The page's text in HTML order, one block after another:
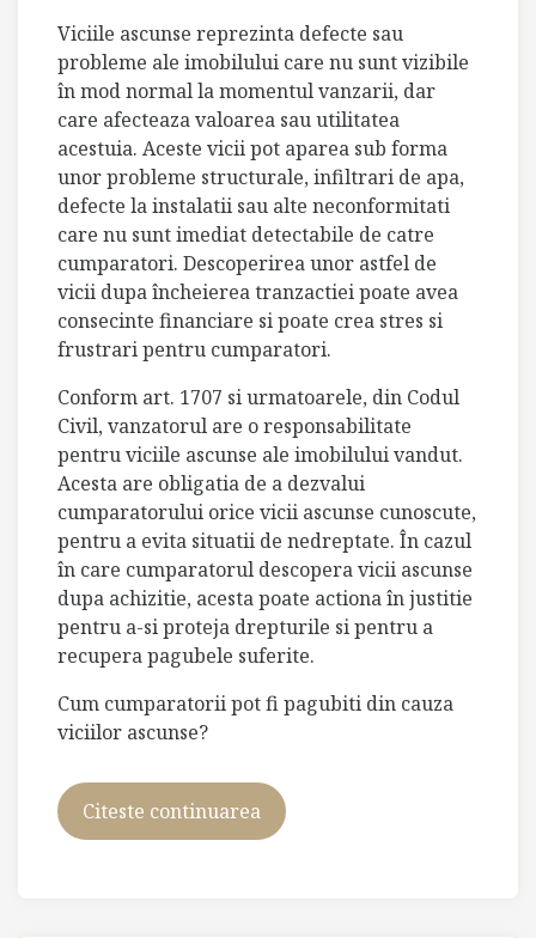
Viciile ascunse reprezinta defecte sau
probleme ale imobilului care nu sunt vizibile
în mod normal la momentul vanzarii, dar
care afecteaza valoarea sau utilitatea
acestuia. Aceste vicii pot aparea sub forma
unor probleme structurale, infiltrari de apa,
defecte la instalatii sau alte neconformitati
care nu sunt imediat detectabile de catre
cumparatori. Descoperirea unor astfel de
vicii dupa încheierea tranzactiei poate avea
consecinte financiare si poate crea stres si
frustrari pentru cumparatori.
Conform art. 1707 si urmatoarele, din Codul
Civil, vanzatorul are o responsabilitate
pentru viciile ascunse ale imobilului vandut.
Acesta are obligatia de a dezvalui
cumparatorului orice vicii ascunse cunoscute,
pentru a evita situatii de nedreptate. În cazul
în care cumparatorul descopera vicii ascunse
dupa achizitie, acesta poate actiona în justitie
pentru a-si proteja drepturile si pentru a
recupera pagubele suferite.
Cum cumparatorii pot fi pagubiti din cauza
viciilor ascunse?
Citeste continuarea Povestea
cu